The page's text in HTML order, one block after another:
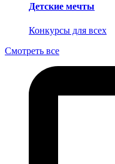
Детские мечты
Конкурсы для всех
Смотреть все